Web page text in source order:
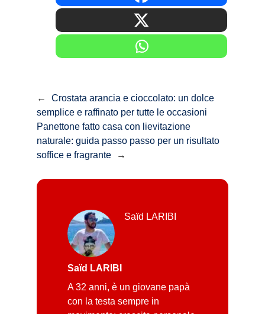
←
Crostata arancia e cioccolato: un dolce
semplice e raffinato per tutte le occasioni
Panettone fatto casa con lievitazione
naturale: guida passo passo per un risultato
soffice e fragrante
→
Saïd LARIBI
Saïd LARIBI
A 32 anni, è un giovane papà
con la testa sempre in